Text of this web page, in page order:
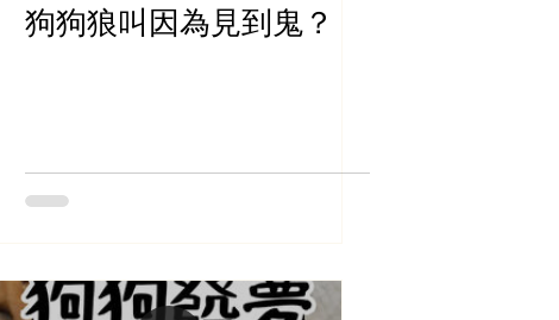
狗狗狼叫因為見到鬼？